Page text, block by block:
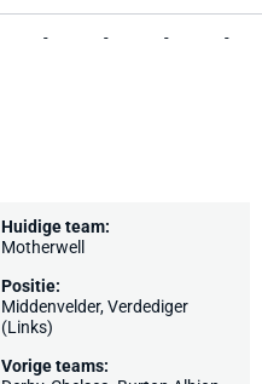
- - - -
Huidige team:
Motherwell
Positie:
Middenvelder, Verdediger
(Links)
Vorige teams: